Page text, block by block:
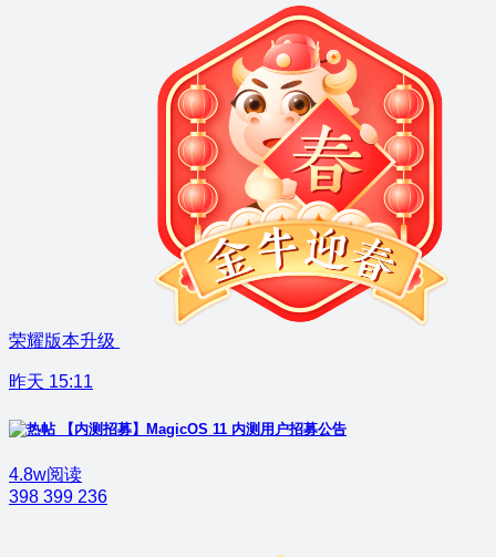
荣耀版本升级
昨天 15:11
【内测招募】MagicOS 11 内测用户招募公告
4.8w阅读
398 399 236